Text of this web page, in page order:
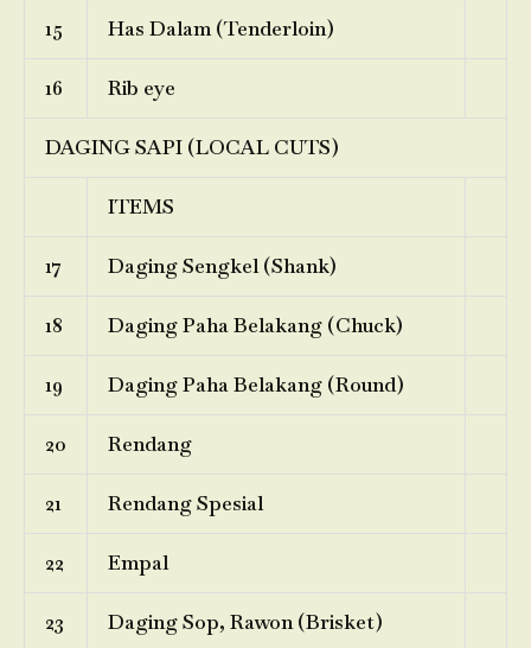
15 Has Dalam (Tenderloin)
16 Rib eye
DAGING SAPI (LOCAL CUTS)
ITEMS
17 Daging Sengkel (Shank)
18 Daging Paha Belakang (Chuck)
19 Daging Paha Belakang (Round)
20 Rendang
21 Rendang Spesial
22 Empal
23 Daging Sop, Rawon (Brisket)